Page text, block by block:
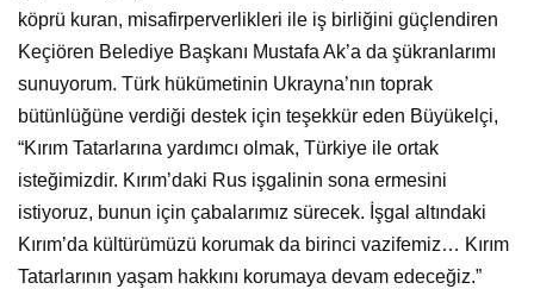
köprü kuran, misafirperverlikleri ile iş birliğini güçlendiren
Keçiören Belediye Başkanı Mustafa Ak’a da şükranlarımı
sunuyorum. Türk hükümetinin Ukrayna’nın toprak
bütünlüğüne verdiği destek için teşekkür eden Büyükelçi,
“Kırım Tatarlarına yardımcı olmak, Türkiye ile ortak
isteğimizdir. Kırım’daki Rus işgalinin sona ermesini
istiyoruz, bunun için çabalarımız sürecek. İşgal altındaki
Kırım’da kültürümüzü korumak da birinci vazifemiz… Kırım
Tatarlarının yaşam hakkını korumaya devam edeceğiz.”